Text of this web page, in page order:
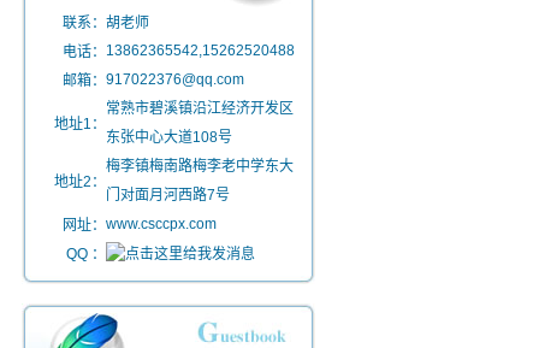
联系： 胡老师
电话： 13862365542,15262520488
邮箱： 917022376@qq.com
地址1：
常熟市碧溪镇沿江经济开发区
东张中心大道108号
地址2：
梅李镇梅南路梅李老中学东大
门对面月河西路7号
网址： www.csccpx.com
QQ ：